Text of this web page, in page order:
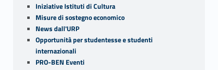
Iniziative Istituti di Cultura
Misure di sostegno economico
News dall'URP
Opportunità per studentesse e studenti
internazionali
PRO-BEN Eventi